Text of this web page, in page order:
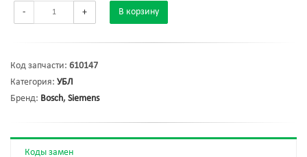
- + В корзину
Код запчасти: 610147
Категория: УБЛ
Бренд: Bosch, Siemens
Коды замен